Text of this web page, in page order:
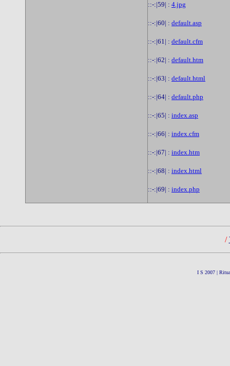
::-:|59| : 4.jpg
::-:|60| : default.asp
::-:|61| : default.cfm
::-:|62| : default.htm
::-:|63| : default.html
::-:|64| : default.php
::-:|65| : index.asp
::-:|66| : index.cfm
::-:|67| : index.htm
::-:|68| : index.html
::-:|69| : index.php
/
I S 2007 |